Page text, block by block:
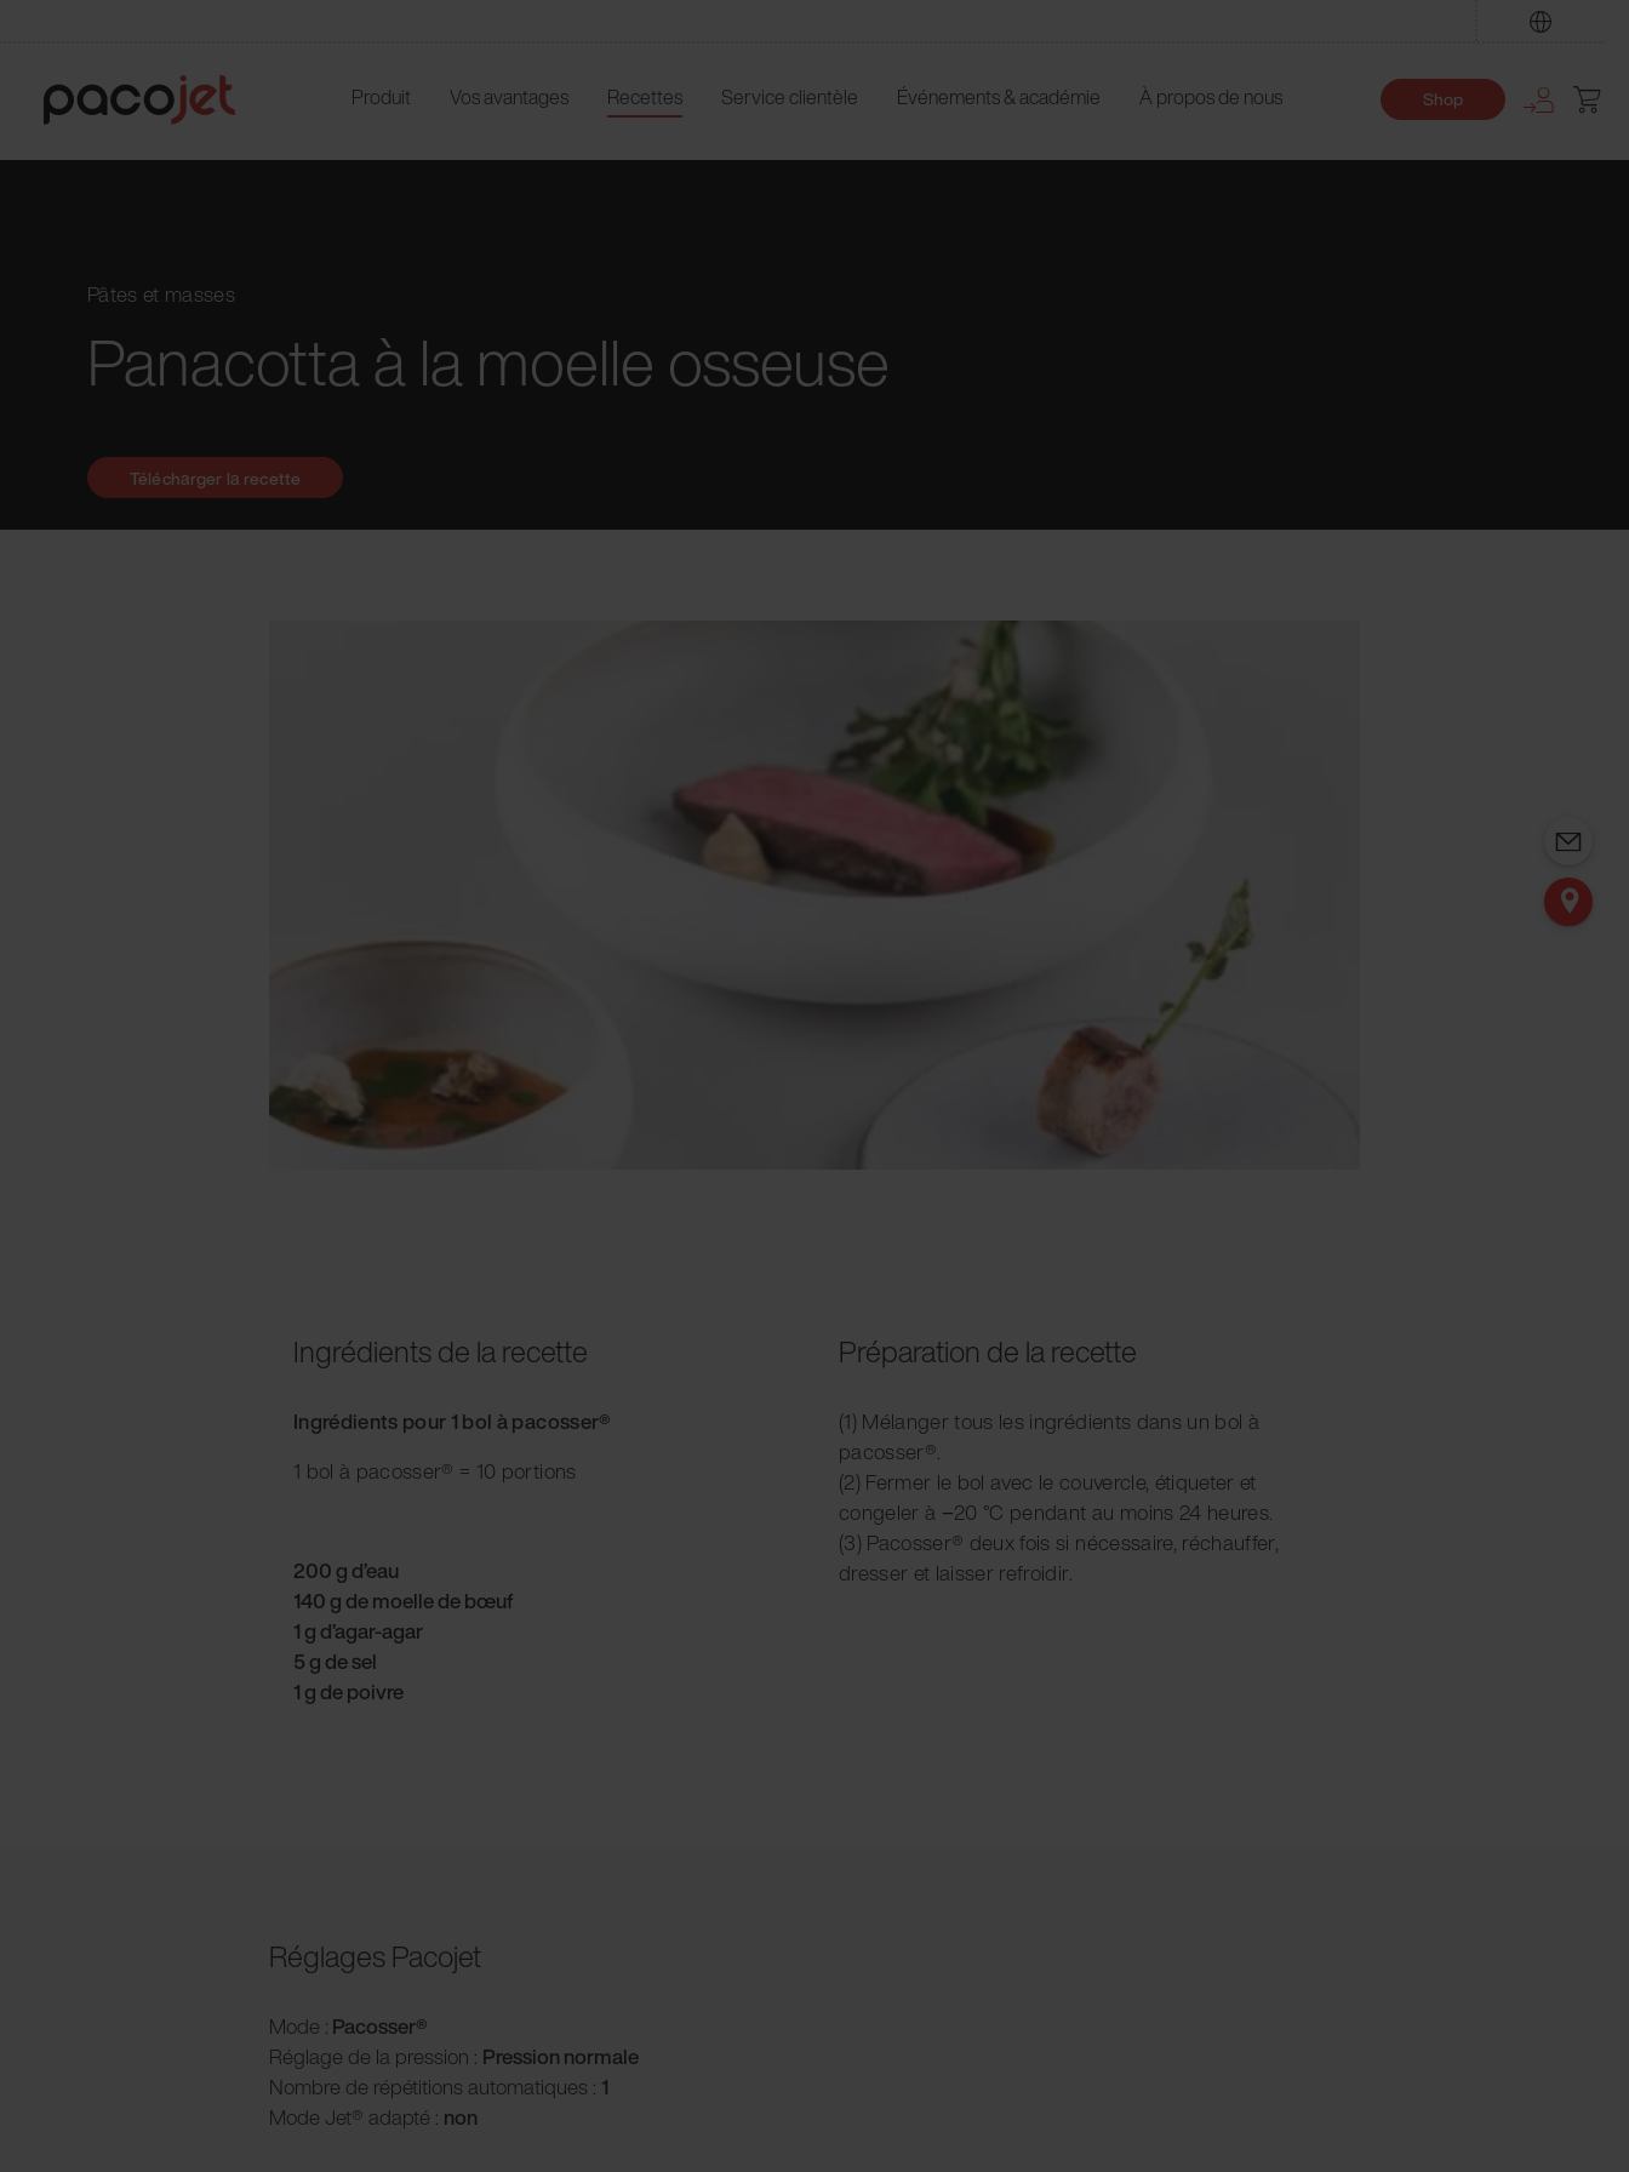
Produit Vos avantages Recettes Service clientèle Événements & académie À propos de nous Shop
Pâtes et masses
Panacotta à la moelle osseuse
Ingrédients de la recette
Ingrédients pour 1 bol à pacosser®
1 bol à pacosser® = 10 portions
200 g d’eau
140 g de moelle de bœuf
1 g d’agar-agar
5 g de sel
1 g de poivre
Préparation de la recette
(1) Mélanger tous les ingrédients dans un bol à
pacosser®.
(2) Fermer le bol avec le couvercle, étiqueter et
congeler à −20 °C pendant au moins 24 heures.
(3) Pacosser® deux fois si nécessaire, réchauffer,
dresser et laisser refroidir.
Réglages Pacojet
Mode : Pacosser®
Réglage de la pression : Pression normale
Nombre de répétitions automatiques : 1
Mode Jet® adapté : non
Télécharger la recette